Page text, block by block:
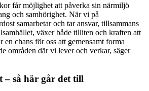
får möjlighet att påverka sin närmiljö
och samhörighet. När vi på
samarbetar och tar ansvar, tillsammans
växer både tilliten och kraften att
en chans för oss att gemensamt forma
områden där vi lever och verkar, säger
– så här går det till